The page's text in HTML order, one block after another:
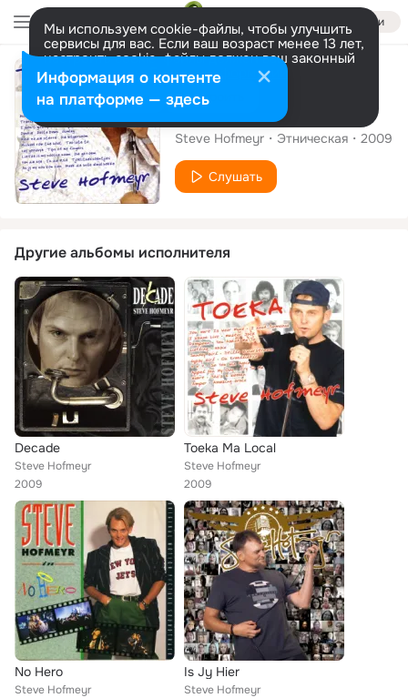
Войти
Мы используем cookie-файлы, чтобы улучшить
сервисы для вас. Если ваш возраст менее 13 лет,
настроить cookie-файлы должен ваш законный
представитель. Больше информации
Разрешить все Настроить
Альбом
Toeka Vol.2
Steve Hofmeyr Этническая 2009
Слушать
Другие альбомы исполнителя
Decade
Steve Hofmeyr
2009
Toeka Ma Local
Steve Hofmeyr
2009
No Hero
Steve Hofmeyr
Is Jy Hier
Steve Hofmeyr
Информация о контенте
на платформе — здесь